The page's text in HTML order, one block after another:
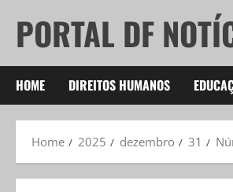
content
PORTAL DF
HOME DIREITOS HUMANOS
Home 2025 dezembro 31